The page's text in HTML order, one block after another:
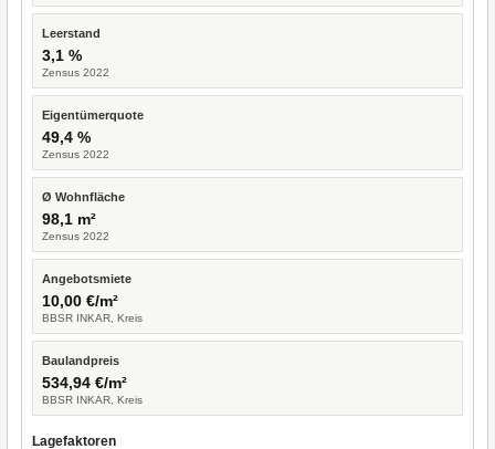
Leerstand
3,1 %
Zensus 2022
Eigentümerquote
49,4 %
Zensus 2022
Ø Wohnfläche
98,1 m²
Zensus 2022
Angebotsmiete
10,00 €/m²
BBSR INKAR, Kreis
Baulandpreis
534,94 €/m²
BBSR INKAR, Kreis
Lagefaktoren